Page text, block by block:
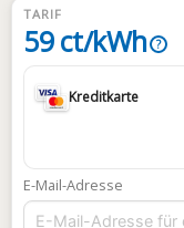
TARIF
59 ct/kWh ?
Kreditkarte
E-Mail-Adresse